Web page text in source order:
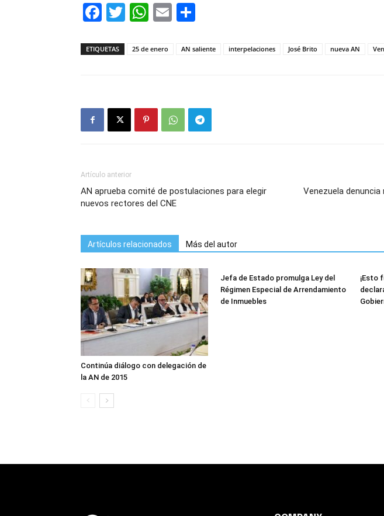
Facebook
Twitter
WhatsApp
Email
ETIQUETAS 25 de enero AN saliente interpelaciones José Brito nueva AN
Artículo anterior
AN aprueba comité de postulaciones para elegir
nuevos rectores del CNE
Venezuela
Artículos relacionados Más del autor
Continúa diálogo con delegación de
la AN de 2015
Jefa de Estado promulga Ley del
Régimen Especial de Arrendamiento
de Inmuebles
¡Esto